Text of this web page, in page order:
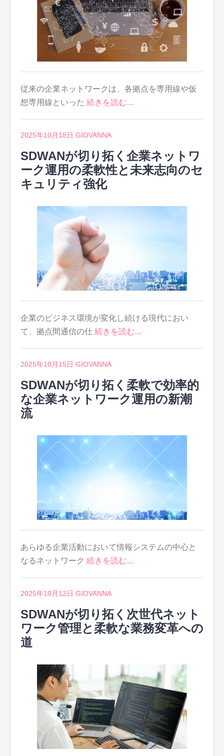
従来の企業ネットワークは、各拠点を専用線や仮
想専用線といった 続きを読む…
2025年10月18日 GIOVANNA
SDWANが切り拓く企業ネットワ
ーク運用の柔軟性と未来志向のセ
キュリティ強化
企業のビジネス環境が変化し続ける現代におい
て、拠点間通信の仕 続きを読む…
2025年10月15日 GIOVANNA
SDWANが切り拓く柔軟で効率的
な企業ネットワーク運用の新潮
流
あらゆる企業活動において情報システムの中心と
なるネットワーク 続きを読む…
2025年10月12日 GIOVANNA
SDWANが切り拓く次世代ネット
ワーク管理と柔軟な業務変革への
道